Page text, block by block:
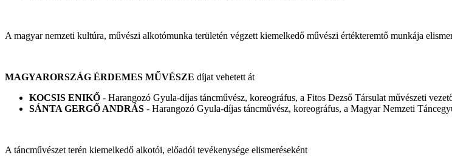
A magyar nemzeti kultúra, művészi alkotómunka területén végzett kiemelkedő művészi értékteremtő munkája
MAGYARORSZÁG ÉRDEMES MŰVÉSZE díjat vehetett át
KOCSIS ENIKŐ - Harangozó Gyula-díjas táncművész, koreográfus, a Fitos Dezső Társulat művészeti
SÁNTA GERGŐ ANDRÁS - Harangozó Gyula-díjas táncművész, koreográfus, a Magyar Nemzeti
A táncművészet terén kiemelkedő alkotói, előadói tevékenysége elismeréseként